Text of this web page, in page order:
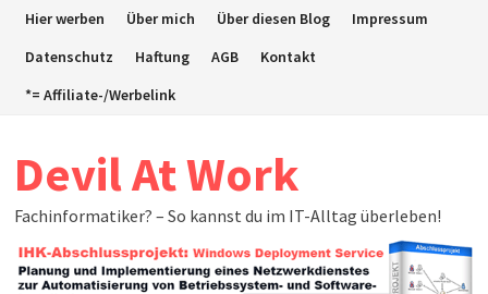
ZumHier werben Über mich Über diesen Blog
Impressum
Datenschutz
Haftung AGB
Kontakt
*= Affiliate-/Werbelink
Devil At Work
Fachinformatiker? – So kannst du im IT-Alltag überleben!